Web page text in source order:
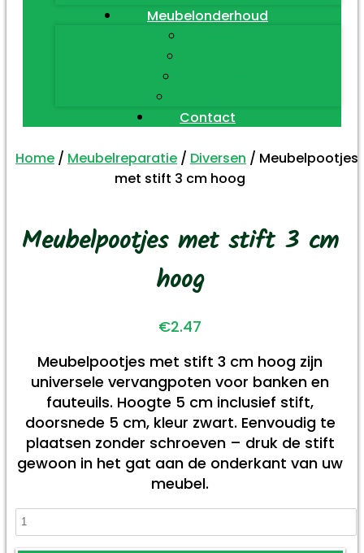
Meubelonderhoud
Contact
Home/ Meubelreparatie/ Diversen / Meubelpootjes
met stift 3 cm hoog
Meubelpootjes met stift 3 cm
hoog
€2.47
Meubelpootjes met stift 3 cm hoog zijn
universele vervangpoten voor banken en
fauteuils. Hoogte 5 cm inclusief stift,
doorsnede 5 cm, kleur zwart. Eenvoudig te
plaatsen zonder schroeven – druk de stift
gewoon in het gat aan de onderkant van uw
meubel.
Meubelpootjes
met